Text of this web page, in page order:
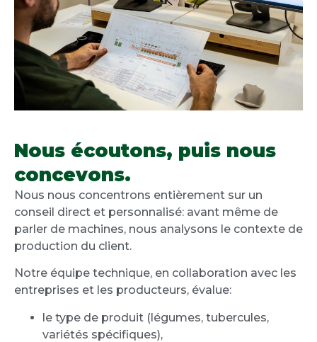
Nous écoutons, puis nous
concevons.
Nous nous concentrons entièrement sur un
conseil direct et personnalisé: avant même de
parler de machines, nous analysons le contexte de
production du client.
Notre équipe technique, en collaboration avec les
entreprises et les producteurs, évalue:
le type de produit (légumes, tubercules,
variétés spécifiques),